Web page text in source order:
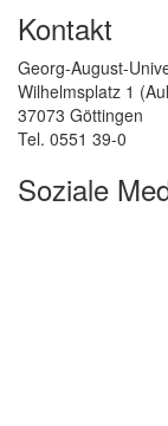
Kontakt
Georg-August-
Wilhelmsplatz 1
37073 Göttingen
Tel. 0551 39-0
Soziale